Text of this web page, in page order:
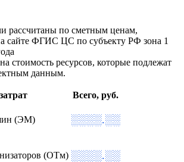
рассчитаны по сметным ценам,
сайте ФГИС ЦС по субъекту РФ зона 1
стоимость ресурсов, которые подлежат
данным.
Всего, руб.
(ЭМ) ░░░░.░░
(ОТм) ░░░░.░░